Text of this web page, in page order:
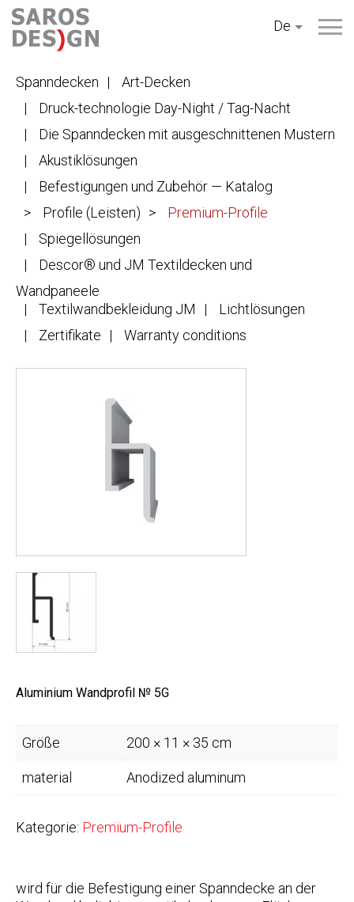
Zum
Inhalt
springen
De
Spanndecken
Art-Decken
Druck-technologie Day-Night / Tag-Nacht
Die Spanndecken mit ausgeschnittenen Mustern
Akustiklösungen
Befestigungen und Zubehör — Katalog
Profile (Leisten)
Premium-Profile
Spiegellösungen
Descor® und JM Textildecken und
Wandpaneele
Textilwandbekleidung JM
Lichtlösungen
Zertifikate
Warranty conditions
Aluminium Wandprofil № 5G
Größe 200 × 11 × 35 cm
material Anodized aluminum
Kategorie: Premium-Profile
wird für die Befestigung einer Spanndecke an der